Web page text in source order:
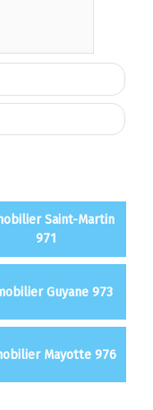
Saint-Martin
971
Guyane 973
Mayotte 976